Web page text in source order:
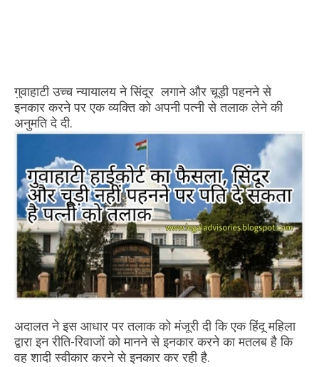
गुवाहाटी उच्च न्यायालय ने सिंदूर लगाने और चूड़ी पहनने से
इनकार करने पर एक व्यक्ति को अपनी पत्नी से तलाक लेने की
अनुमति दे दी.
अदालत ने इस आधार पर तलाक को मंजूरी दी कि एक हिंदू महिला
द्वारा इन रीति-रिवाजों को मानने से इनकार करने का मतलब है कि
वह शादी स्वीकार करने से इनकार कर रही है.